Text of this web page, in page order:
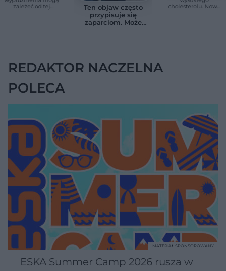
zależeć od tej
Ten objaw często
przypisuje się
zaparciom. Może
cholesterolu. Nowa
REDAKTOR NACZELNA
POLECA
ESKA Summer Camp 2026 rusza w
MATERIAŁ SPONSOROWANY